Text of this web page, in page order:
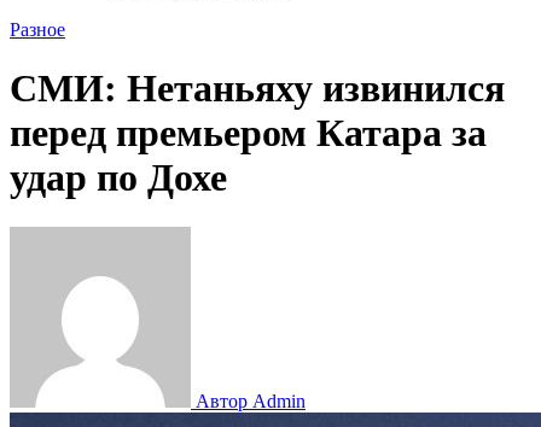
Разное
СМИ: Нетаньяху извинился
перед премьером Катара за
удар по Дохе
Автор Admin